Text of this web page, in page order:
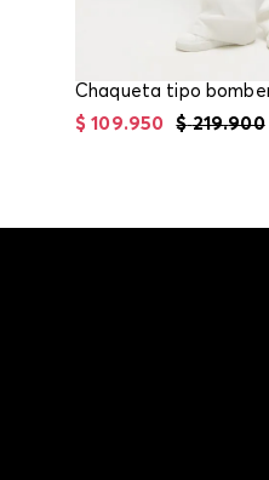
$ 219.900
$ 109.950